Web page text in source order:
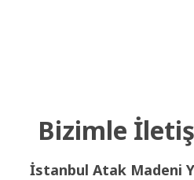
Bizimle
İstanbul Atak Madeni